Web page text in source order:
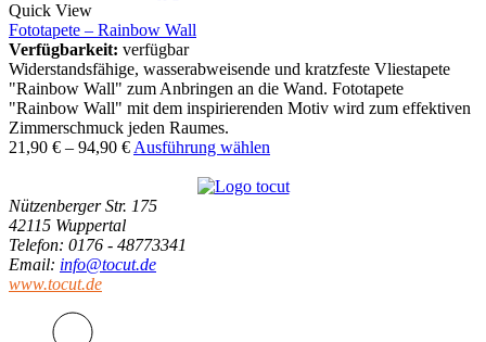
Quick View
Fototapete – Rainbow Wall
Verfügbarkeit: verfügbar
Widerstandsfähige, wasserabweisende und kratzfeste Vliestapete
"Rainbow Wall" zum Anbringen an die Wand. Fototapete
"Rainbow Wall" mit dem inspirierenden Motiv wird zum effektiven
Zimmerschmuck jeden Raumes.
21,90 € – 94,90 € Ausführung wählen
Nützenberger Str. 175
42115 Wuppertal
Telefon: 0176 - 48773341
Email: info@tocut.de
www.tocut.de